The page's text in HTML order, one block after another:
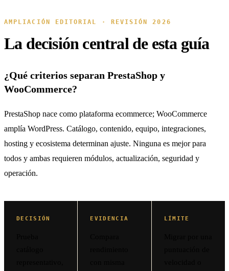
AMPLIACIÓN EDITORIAL · REVISIÓN 2026
La decisión central de esta guía
¿Qué criterios separan PrestaShop y
WooCommerce?
PrestaShop nace como plataforma ecommerce; WooCommerce
amplía WordPress. Catálogo, contenido, equipo, integraciones,
hosting y ecosistema determinan ajuste. Ninguna es mejor para
todos y ambas requieren módulos, actualización, seguridad y
operación.
DECISIÓN EVIDENCIA LÍMITE